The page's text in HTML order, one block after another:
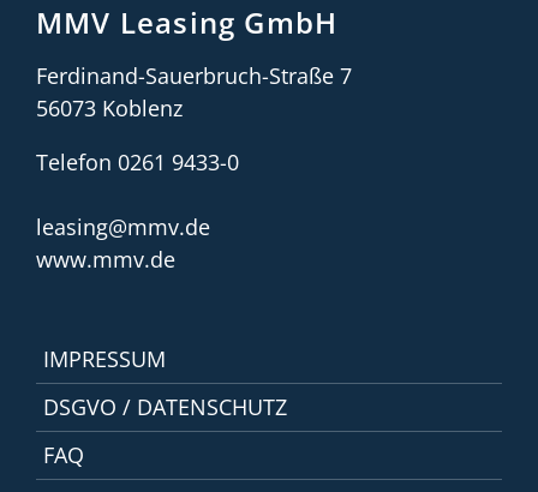
MMV Leasing GmbH
Ferdinand-Sauerbruch-Straße 7
56073 Koblenz
Telefon 0261 9433-0
leasing@mmv.de
www.mmv.de
IMPRESSUM
DSGVO / DATENSCHUTZ
FAQ